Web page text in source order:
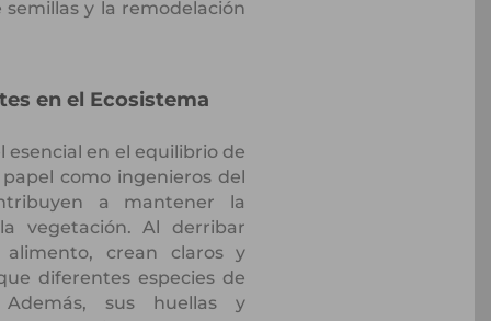
y la remodelación
en el Ecosistema
en el equilibrio de
como ingenieros del
a mantener la
vegetación. Al derribar
crean claros y
diferentes especies de
sus huellas y